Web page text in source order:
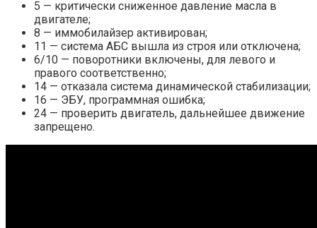
5 — критически сниженное давление масла в
двигателе;
8 — иммобилайзер активирован;
11 — система АБС вышла из строя или отключена;
6/10 — поворотники включены, для левого и
правого соответственно;
14 — отказала система динамической стабилизации;
16 — ЭБУ, программная ошибка;
24 — проверить двигатель, дальнейшее движение
запрещено.